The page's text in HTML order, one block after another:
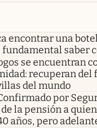
encontrar una
fundamental saber
se encuentran
recuperan del
del mundo
por
la pensión a
años, pero